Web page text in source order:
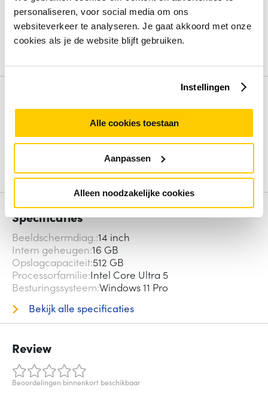
personaliseren, voor social media om ons
websiteverkeer te analyseren. Je gaat akkoord met onze
cookies als je de website blijft gebruiken.
Instellingen
Alle cookies toestaan
Aanpassen
Alleen noodzakelijke cookies
6% kortingop de accessoires
Bundel in winkelwagen
Intel Core Ultra 5 235U (12MB Cache), 16GB
DDR5-SDRAM, 512GB SSD, 14" Full HD+ 1920 x
1200 IPS, Intel Graphics, LAN, WLAN, Webcam,
Windows 11 Pro 64-bit
Specificaties
Beeldschermdiag. 14 inch
Intern geheugen 16 GB
Opslagcapaciteit 512 GB
Processorfamilie Intel Core Ultra 5
Besturingssysteem Windows 11 Pro
Bekijk alle specificaties
Review
Beoordelingen binnenkort beschikbaar